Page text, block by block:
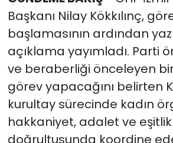
Başkanı Nilay Kökkılınç,
başlamasının ardından
açıklama yayımladı. Parti
ve beraberliği önceleyen
görev yapacağını belirten
kurultay sürecinde kadın
hakkaniyet, adalet ve
doğrultusunda koordine
YEREL POLİTİKA
YEREL YÖNETİMLER
Yurt